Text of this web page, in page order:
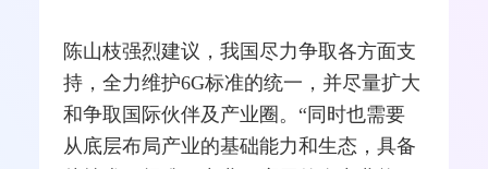
陈山枝强烈建议，我国尽力争取各方面支
持，全力维护6G标准的统一，并尽量扩大
和争取国际伙伴及产业圈。“同时也需要
从底层布局产业的基础能力和生态，具备